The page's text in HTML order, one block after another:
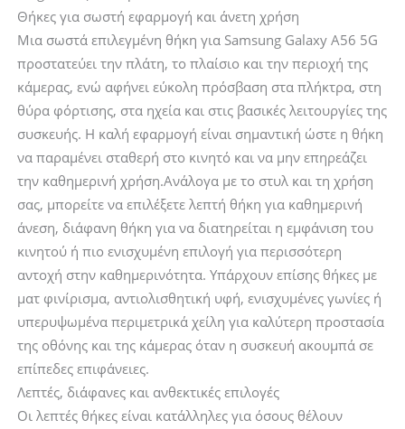
Θήκες για σωστή εφαρμογή και άνετη χρήση
Μια σωστά επιλεγμένη θήκη για Samsung Galaxy A56 5G
προστατεύει την πλάτη, το πλαίσιο και την περιοχή της
κάμερας, ενώ αφήνει εύκολη πρόσβαση στα πλήκτρα, στη
θύρα φόρτισης, στα ηχεία και στις βασικές λειτουργίες της
συσκευής. Η καλή εφαρμογή είναι σημαντική ώστε η θήκη
να παραμένει σταθερή στο κινητό και να μην επηρεάζει
την καθημερινή χρήση.Ανάλογα με το στυλ και τη χρήση
σας, μπορείτε να επιλέξετε λεπτή θήκη για καθημερινή
άνεση, διάφανη θήκη για να διατηρείται η εμφάνιση του
κινητού ή πιο ενισχυμένη επιλογή για περισσότερη
αντοχή στην καθημερινότητα. Υπάρχουν επίσης θήκες με
ματ φινίρισμα, αντιολισθητική υφή, ενισχυμένες γωνίες ή
υπερυψωμένα περιμετρικά χείλη για καλύτερη προστασία
της οθόνης και της κάμερας όταν η συσκευή ακουμπά σε
επίπεδες επιφάνειες.
Λεπτές, διάφανες και ανθεκτικές επιλογές
Οι λεπτές θήκες είναι κατάλληλες για όσους θέλουν